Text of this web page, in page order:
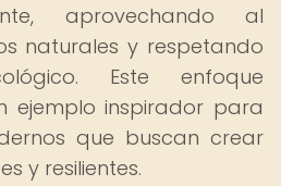
aprovechando al
naturales y respetando
Este enfoque
ejemplo inspirador para
que buscan crear
y resilientes.